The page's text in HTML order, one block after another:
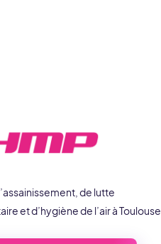
de lutte
et d’hygiène de l’air à Toulouse.